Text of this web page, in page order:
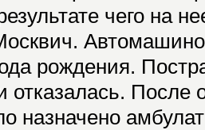
чего на
рождения.
отказалась. После
назначено